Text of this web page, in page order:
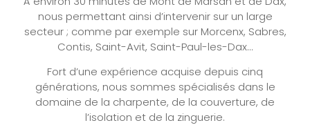
nous permettant ainsi d’intervenir sur un large
secteur ; comme par exemple sur Morcenx, Sabres,
Contis, Saint-Avit, Saint-Paul-les-Dax…
Fort d’une expérience acquise depuis cinq
générations, nous sommes spécialisés dans le
domaine de la charpente, de la couverture, de
l’isolation et de la zinguerie.